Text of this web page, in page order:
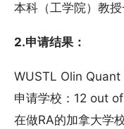
本科（工学院）教授
2.申请结果：
WUSTL Olin
申请学校：12 out
在做RA的加拿大学